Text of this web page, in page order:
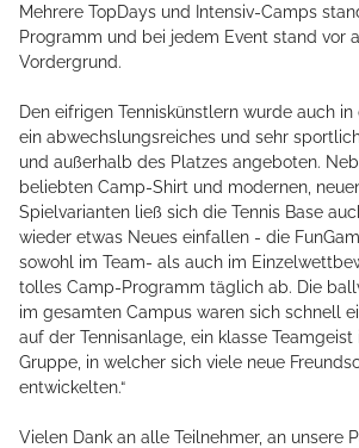
Mehrere TopDays und Intensiv-Camps
Programm und bei jedem Event stand vor
Vordergrund.
Den eifrigen Tenniskünstlern wurde auch
ein abwechslungsreiches und sehr
und außerhalb des Platzes angeboten.
beliebten Camp-Shirt und modernen,
Spielvarianten ließ sich die Tennis Base
wieder etwas Neues einfallen - die
sowohl im Team- als auch im
tolles Camp-Programm täglich ab. Die
im gesamten Campus waren sich schnell
auf der Tennisanlage, ein klasse
Gruppe, in welcher sich viele neue
entwickelten.“
Vielen Dank an alle Teilnehmer, an unsere